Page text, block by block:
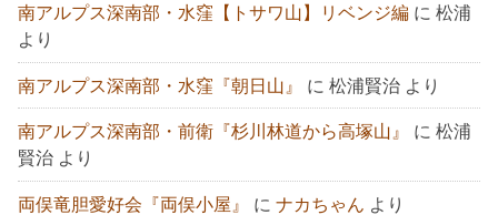
南アルプス深南部・水窪【トサワ山】リベンジ編 に松浦
より
南アルプス深南部・水窪『朝日山』 に松浦賢治 より
南アルプス深南部・前衛『杉川林道から高塚山』 に松浦
賢治 より
両俣竜胆愛好会『両俣小屋』 にナカちゃん より